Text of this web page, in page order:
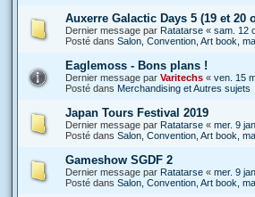
Auxerre Galactic Days 5 (19 et 20
Dernier message par Ratatarse « sam. 12
Posté dans Salon, Convention, Art book,
Eaglemoss - Bons plans !
Dernier message par Varitechs « ven. 15
Posté dans Merchandising et Autres sujets
Japan Tours Festival 2019
Dernier message par Ratatarse « mer. 9
Posté dans Salon, Convention, Art book,
Gameshow SGDF 2
Dernier message par Ratatarse « mer. 9
Posté dans Salon, Convention, Art book,